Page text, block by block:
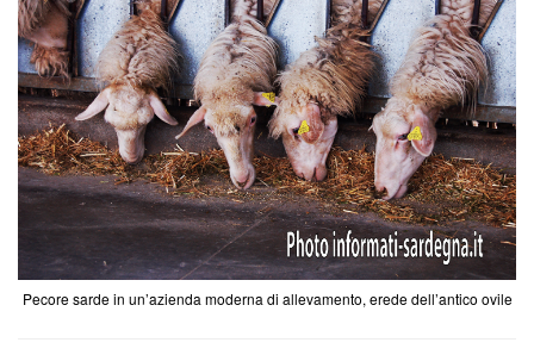
Pecore sarde in un’azienda moderna di allevamento, erede dell’antico ovile